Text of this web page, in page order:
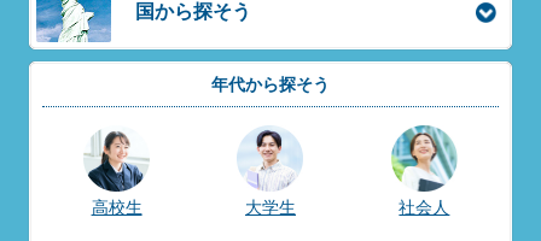
国から探そう
年代から探そう
高校生 大学生 社会人